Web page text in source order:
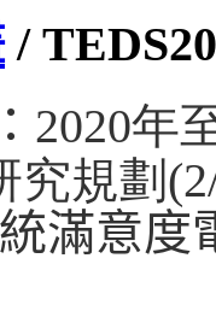
/
2020年
究規劃
滿意度